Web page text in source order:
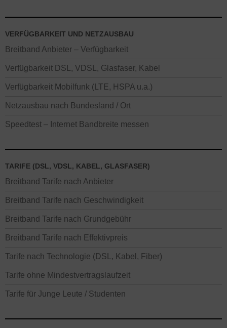
VERFÜGBARKEIT UND NETZAUSBAU
Breitband Anbieter – Verfügbarkeit
Verfügbarkeit DSL, VDSL, Glasfaser, Kabel
Verfügbarkeit Mobilfunk (LTE, HSPA u.a.)
Netzausbau nach Bundesland / Ort
Speedtest – Internet Bandbreite messen
TARIFE (DSL, VDSL, KABEL, GLASFASER)
Breitband Tarife nach Anbieter
Breitband Tarife nach Geschwindigkeit
Breitband Tarife nach Grundgebühr
Breitband Tarife nach Effektivpreis
Tarife nach Technologie (DSL, Kabel, Fiber)
Tarife ohne Mindestvertragslaufzeit
Tarife für Junge Leute / Studenten